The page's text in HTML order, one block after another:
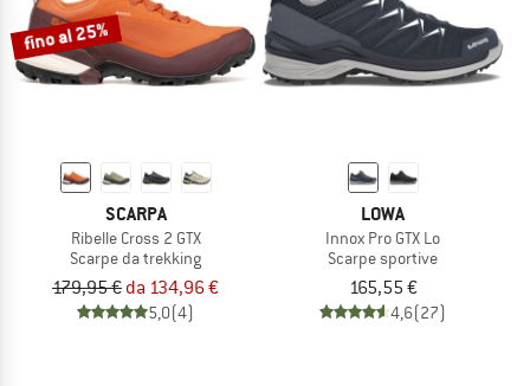
fino al 25%
SCARPA
Ribelle Cross 2 GTX
Scarpe da trekking
179,95 € da 134,96 €
5,0(4)
LOWA
Innox Pro GTX Lo
Scarpe sportive
165,55 €
4,6(27)